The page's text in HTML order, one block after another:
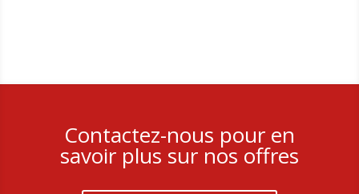
Contactez-nous pour en
savoir plus sur nos offres